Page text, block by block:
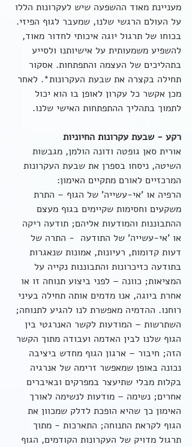
מעניינת מאוד ההשפעה שיש לעקרונות הללו
על העולם הרגשי שלנו, שמעבר לגוף הפיזי.
בכוחו של תרגול יוגה איכותי לחדור מאוד,
להשפיע משמעותית על אישיותנו ולסייע
בתהליכים של העצמה והתפתחות. אסקור
תחילה בקצרה את שבעת העקרונות*. לאחר
מכן אקשר כל עקרון לאופן בו הוא יכול
לתמוך בתהליך ההתפתחות האישי שלנו.
רקע - שבעת עקרונות החיוניות
אורית סאן גופטה ודונה הולמן, מגבשות
השיטה, ניסחו בספרן את שבעת העקרונות
המרכזיים לאורם מתקיים האימון:
הרפיה או 'אי-עשייה' של הגוף – התרת
משקעים וחסימות שקיימים בגוף מעצם
ההתבוננות והמודעות אליהם; תודעה ריקה
או 'אי-עשייה' של התודעה  - התרה של
דעות קדומות, רעיונות, אמונות שנאגרות
בתודעה כזיכרונות והתבוננות נקייה על
המציאות; כוונה – לפני ביצוע תנוחה זו או
אחרת ביוגה, אנו מדמים אותה תחילה בעיני
רוחנו. ההדמיה מאפשרת לנו להגיע לתנוחה;
השתרשות – המודעות לקשר האנרגטי בין
הגוף שלנו לבין האדמה ועבודה מתוך הקשר
הזה; חיבור – ארגון הגוף מחדש ביציבה
נכונה באופן שמאפשר זרימה של אנרגיה
בקלות מבלי שתיעצר במפרקים ובאיברים
אחרים; נשימה – מודעות לנשימה לאורך
האימון כך שהיא הופכת לדלק שמכוון את
הגוף לקראת התנוחה; התארכות - מתוך
תרגול מדויק של העקרונות הקודמים, הגוף